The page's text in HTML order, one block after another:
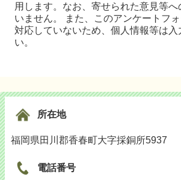
用します。なお、寄せられた意見等
いません。 また、このアンケートフ
対応していないため、個人情報等は入
い。
所在地
福岡県田川郡香春町大字採銅所5937
電話番号